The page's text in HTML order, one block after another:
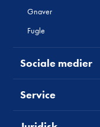
Gnaver
Fugle
Sociale medier
Service